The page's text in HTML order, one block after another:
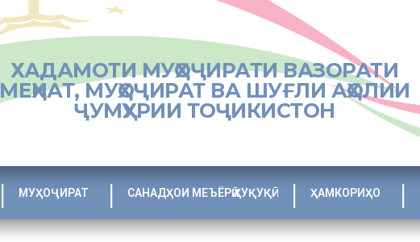
ХАДАМОТИ МУҲОҶИРАТИ ВАЗОРАТИ
МЕҲНАТ, МУҲОҶИРАТ ВА ШУҒЛИ АҲОЛИИ
ҶУМҲУРИИ ТОҶИКИСТОН
МУҲОҶИРАТ САНАДҲОИ МЕЪЁРӢ ҲУҚУҚӢ ҲАМКОРИҲО